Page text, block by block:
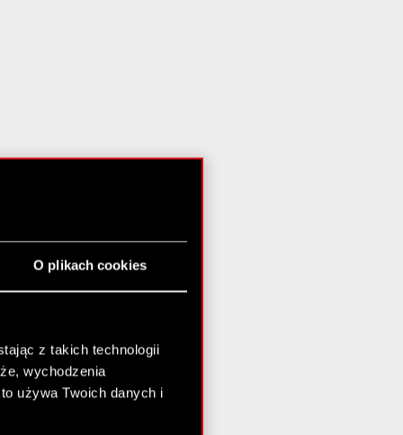
O plikach cookies
z takich technologii
wychodzenia
używa Twoich danych i